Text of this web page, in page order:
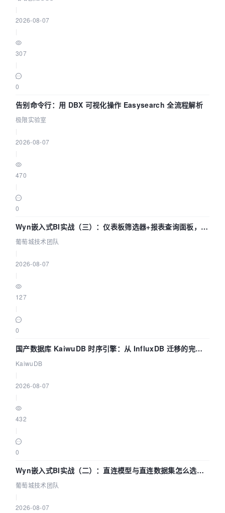
2026-08-07
307
0
告别命令行：用 DBX 可视化操作 Easysearch 全流程解析
极限实验室
2026-08-07
470
0
Wyn嵌入式BI实战（三）：仪表板筛选器+报表查询面板，参
数联动全闭环
葡萄城技术团队
2026-08-07
127
0
国产数据库 KaiwuDB 时序引擎：从 InfluxDB 迁移的完整
技术路径
KaiwuDB
2026-08-07
432
0
Wyn嵌入式BI实战（二）：直连模型与直连数据集怎么选，
参数为什么不生效？| 葡萄城技术团队
葡萄城技术团队
2026-08-07